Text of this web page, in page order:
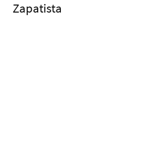
Zapatista